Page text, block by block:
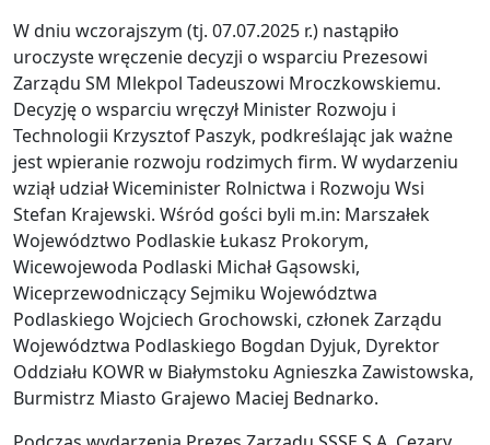
W dniu wczorajszym (tj. 07.07.2025 r.) nastąpiło
uroczyste wręczenie decyzji o wsparciu Prezesowi
Zarządu SM Mlekpol Tadeuszowi Mroczkowskiemu.
Decyzję o wsparciu wręczył Minister Rozwoju i
Technologii Krzysztof Paszyk, podkreślając jak ważne
jest wpieranie rozwoju rodzimych firm. W wydarzeniu
wziął udział Wiceminister Rolnictwa i Rozwoju Wsi
Stefan Krajewski. Wśród gości byli m.in: Marszałek
Województwo Podlaskie Łukasz Prokorym,
Wicewojewoda Podlaski Michał Gąsowski,
Wiceprzewodniczący Sejmiku Województwa
Podlaskiego Wojciech Grochowski, członek Zarządu
Województwa Podlaskiego Bogdan Dyjuk, Dyrektor
Oddziału KOWR w Białymstoku Agnieszka Zawistowska,
Burmistrz Miasto Grajewo Maciej Bednarko.